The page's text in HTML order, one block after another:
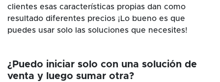
clientes esas características propias dan como
resultado diferentes precios ¡Lo bueno es que
puedes usar solo las soluciones que necesites!
¿Puedo iniciar solo con una solución de
venta y luego sumar otra?